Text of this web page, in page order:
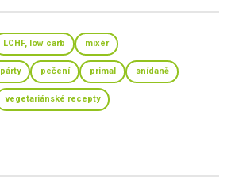
LCHF, low carb mixér
párty pečení primal snídaně
vegetariánské recepty